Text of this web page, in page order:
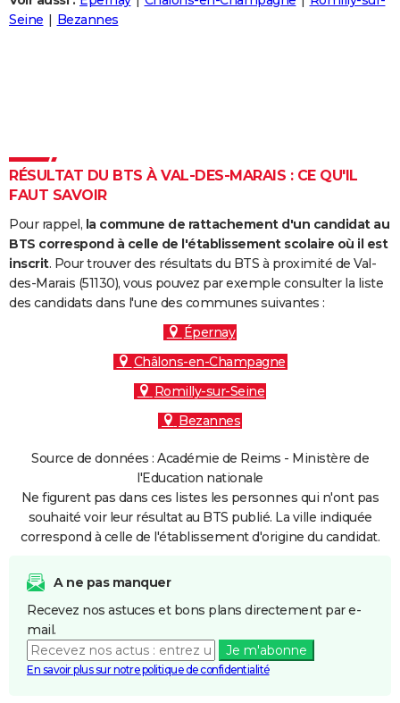
Destinations
City break
Voyage nature
Voyage de noces
Forum
Climat
+
PHOTO
Carte de Noël
Carte Bonne année
Carte Saint-Valentin
Carte Pâques
Carte d'anniversaire
DICTIONNAIRE
Dictionnaire
Biographies
Citations
Expressions
Proverbes
PROGRAMME TV
COPAINS D'AVANT
S'inscrire
Se connecter
Lycées
Collèges
Primaires
Universités
Entreprises
Service militaire
Avis de recherche
AVIS DE DÉCÈS
FORUM
Seine
Bezannes
RÉSULTAT DU BTS À VAL-DES-MARAIS : CE QU'IL
FAUT SAVOIR
Pour rappel, la commune de rattachement d'un candidat au
BTS correspond à celle de l'établissement scolaire où il est
inscrit. Pour trouver des résultats du BTS à proximité de Val-
des-Marais (51130), vous pouvez par exemple consulter la liste
des candidats dans l'une des communes suivantes :
Épernay
Châlons-en-Champagne
Romilly-sur-Seine
Bezannes
Source de données : Académie de Reims - Ministère de
l'Education nationale
Ne figurent pas dans ces listes les personnes qui n'ont pas
souhaité voir leur résultat au BTS publié. La ville indiquée
correspond à celle de l'établissement d'origine du candidat.
A ne pas manquer
Recevez nos astuces et bons plans directement par e-
mail.
Je m'abonne
En savoir plus sur notre politique de confidentialité